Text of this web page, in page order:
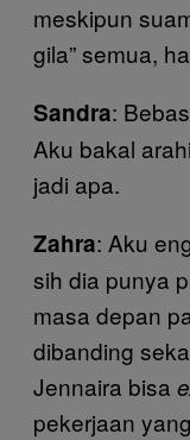
meskipun
gila” semua,
Sandra:
Aku bakal
jadi apa.
Zahra: Aku
sih dia punya
masa depan
dibanding
Jennaira bisa
pekerjaan